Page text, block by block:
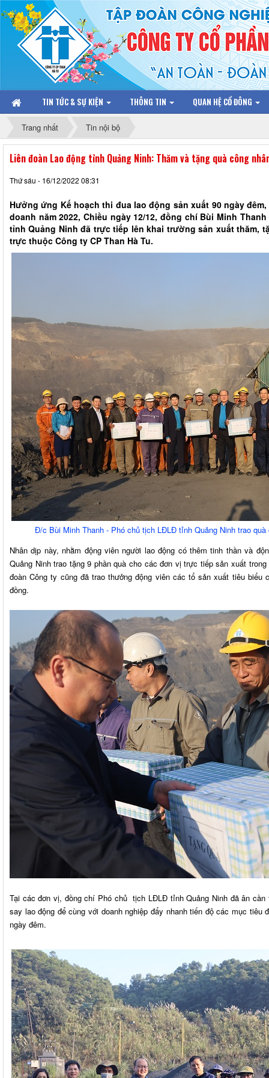
TIN TỨC & SỰ KIỆN THÔNG TIN QUAN HỆ CỔ ĐÔNG
Trang nhất Tin nội bộ
Liên đoàn Lao động tỉnh Quảng Ninh: Thăm và tặng quà công
Thứ sáu - 16/12/2022 08:31
Hưởng ứng Kế hoạch thi đua lao động sản xuất 90 ngày
doanh năm 2022, Chiều ngày 12/12, đồng chí Bùi Minh
tỉnh Quảng Ninh đã trực tiếp lên khai trường sản xuất thăm,
trực thuộc Công ty CP Than Hà Tu.
Đ/c Bùi Minh Thanh - Phó chủ tịch LĐLĐ tỉnh Quảng Ninh trao
Nhân dịp này, nhằm động viên người lao động có thêm tinh thần và
Quảng Ninh trao tặng 9 phần quà cho các đơn vị trực tiếp sản xuất
đoàn Công ty cũng đã trao thưởng động viên các tổ sản xuất tiêu
đồng.
Tại các đơn vị, đồng chí Phó chủ tịch LĐLĐ tỉnh Quảng Ninh đã ân cần
say lao động để cùng với doanh nghiệp đẩy nhanh tiến độ các mục tiêu
ngày đêm.